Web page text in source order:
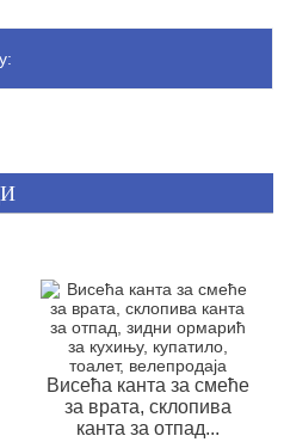
Висећа канта за смеће
за врата, склопива
канта за отпад...